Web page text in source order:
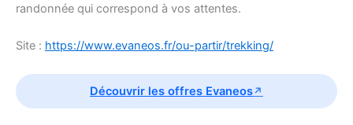
randonnée qui correspond à vos attentes.
Site : https://www.evaneos.fr/ou-partir/trekking/
Découvrir les offres Evaneos